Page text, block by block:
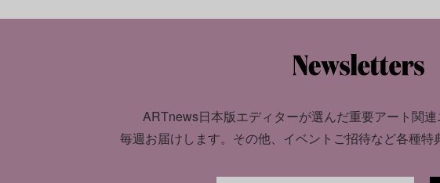
ARTnews日本版エディターが選んだ重要アート関
毎週お届けします。 その他、イベントご招待など各種特